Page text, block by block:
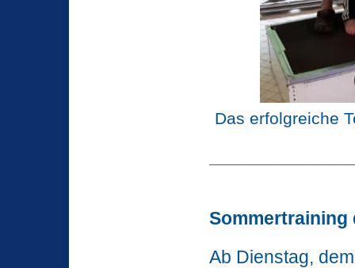
Das erfolgreiche
Sommertraining
Ab Dienstag,